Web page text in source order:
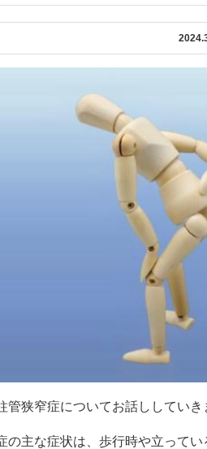
管狭窄症についてお話ししていき
の主な症状は、歩行時や立って